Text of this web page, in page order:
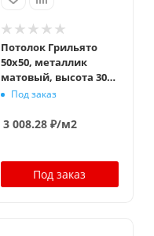
Потолок Грильято
50x50, металлик
матовый, высота 30
мм, ширина 10 мм
Под заказ
3 008.28₽/м2
Под заказ